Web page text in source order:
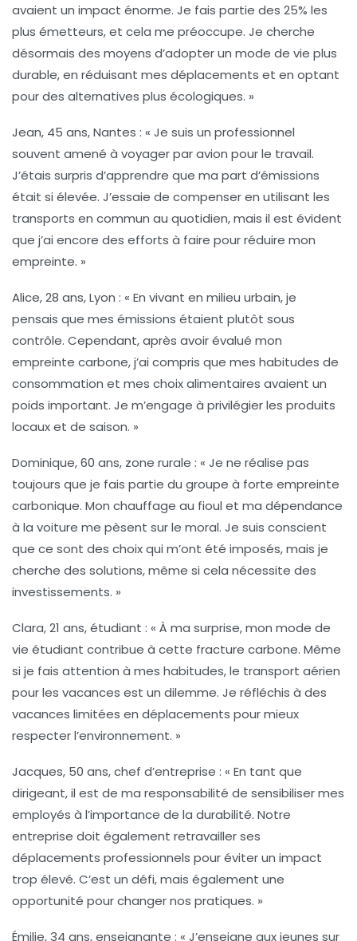
avaient un impact énorme. Je fais partie des 25% les
plus émetteurs, et cela me préoccupe. Je cherche
désormais des moyens d’adopter un mode de vie plus
durable, en réduisant mes déplacements et en optant
pour des alternatives plus écologiques. »
Jean, 45 ans, Nantes : « Je suis un professionnel
souvent amené à voyager par avion pour le travail.
J’étais surpris d’apprendre que ma part d’émissions
était si élevée. J’essaie de compenser en utilisant les
transports en commun au quotidien, mais il est évident
que j’ai encore des efforts à faire pour réduire mon
empreinte. »
Alice, 28 ans, Lyon : « En vivant en milieu urbain, je
pensais que mes émissions étaient plutôt sous
contrôle. Cependant, après avoir évalué mon
empreinte carbone, j’ai compris que mes habitudes de
consommation et mes choix alimentaires avaient un
poids important. Je m’engage à privilégier les produits
locaux et de saison. »
Dominique, 60 ans, zone rurale : « Je ne réalise pas
toujours que je fais partie du groupe à forte empreinte
carbonique. Mon chauffage au fioul et ma dépendance
à la voiture me pèsent sur le moral. Je suis conscient
que ce sont des choix qui m’ont été imposés, mais je
cherche des solutions, même si cela nécessite des
investissements. »
Clara, 21 ans, étudiant : « À ma surprise, mon mode de
vie étudiant contribue à cette fracture carbone. Même
si je fais attention à mes habitudes, le transport aérien
pour les vacances est un dilemme. Je réfléchis à des
vacances limitées en déplacements pour mieux
respecter l’environnement. »
Jacques, 50 ans, chef d’entreprise : « En tant que
dirigeant, il est de ma responsabilité de sensibiliser mes
employés à l’importance de la durabilité. Notre
entreprise doit également retravailler ses
déplacements professionnels pour éviter un impact
trop élevé. C’est un défi, mais également une
opportunité pour changer nos pratiques. »
Émilie, 34 ans, enseignante : « J’enseigne aux jeunes sur